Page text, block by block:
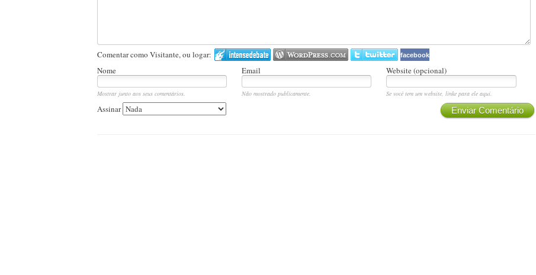
Comentar como Visitante, ou logar: facebook
Nome Email Website (opcional)
Mostrar junto aos seus comentários. Não mostrado publicamente. Se você tem um website, linke para ele aqui.
Enviar Comentário
Assinar